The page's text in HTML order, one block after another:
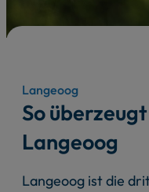
Langeoog
So
Langeoog
Langeoog ist die